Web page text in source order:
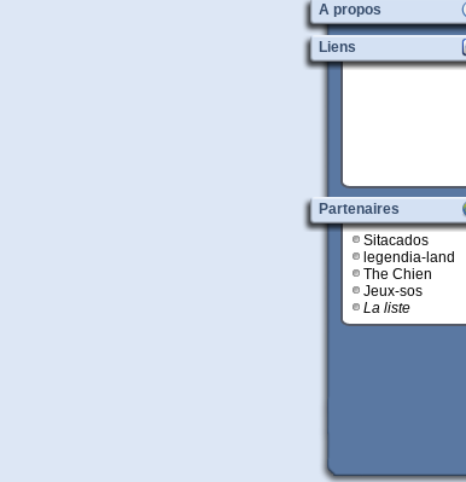
A propos
Liens
Partenaires
Sitacados
legendia-land
The Chien
Jeux-sos
La liste